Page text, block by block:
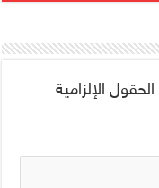
الحقول الإلزامية